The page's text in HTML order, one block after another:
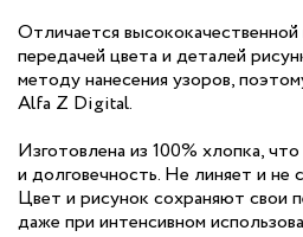
Отличается
передачей цвета и деталей
методу нанесения узоров,
Alfa Z Digital.
Изготовлена из 100% хлопка,
и долговечность. Не линяет и не
Цвет и рисунок сохраняют свои
даже при интенсивном